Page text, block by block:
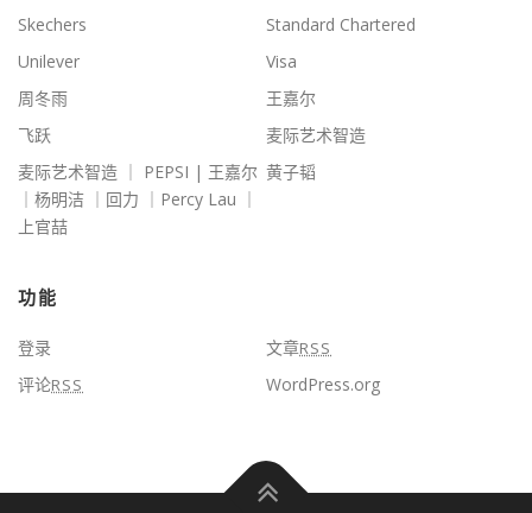
Skechers
Standard Chartered
Unilever
Visa
周冬雨
王嘉尔
飞跃
麦际艺术智造
麦际艺术智造 ｜ PEPSI | 王嘉尔
｜杨明洁 ｜回力 ｜Percy Lau ｜
上官喆
黄子韬
功能
登录 文章RSS
评论RSS WordPress.org